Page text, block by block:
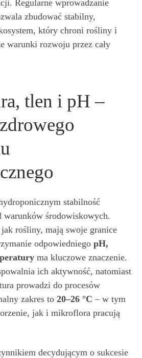
Regularne wprowadzanie
zbudować stabilny,
który chroni rośliny i
warunki rozwoju przez cały
tlen i pH –
stabilność
warunków środowiskowych.
rośliny, mają swoje granice
odpowiedniego pH,
ma kluczowe znaczenie.
ich aktywność, natomiast
prowadzi do procesów
zakres to 20–26 °C – w tym
jak i mikroflora pracują
decydującym o sukcesie